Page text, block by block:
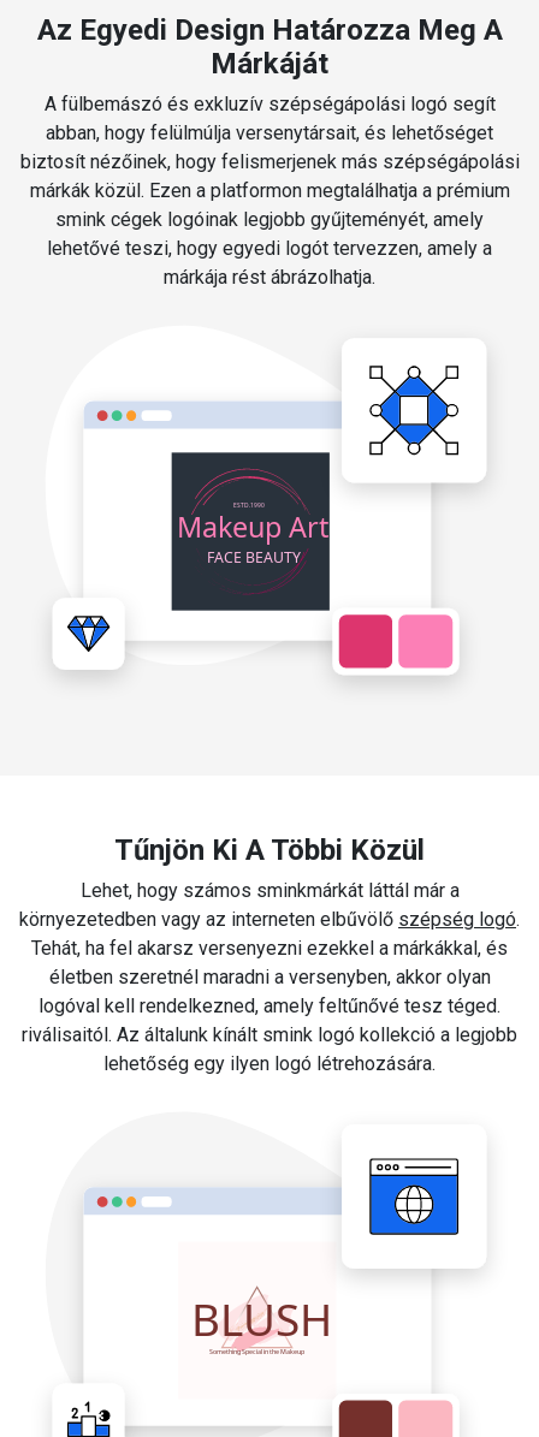
Az Egyedi Design Határozza Meg A
Márkáját
A fülbemászó és exkluzív szépségápolási logó segít
abban, hogy felülmúlja versenytársait, és lehetőséget
biztosít nézőinek, hogy felismerjenek más szépségápolási
márkák közül. Ezen a platformon megtalálhatja a prémium
smink cégek logóinak legjobb gyűjteményét, amely
lehetővé teszi, hogy egyedi logót tervezzen, amely a
márkája rést ábrázolhatja.
Tűnjön Ki A Többi Közül
Lehet, hogy számos sminkmárkát láttál már a
környezetedben vagy az interneten elbűvölő szépség logó.
Tehát, ha fel akarsz versenyezni ezekkel a márkákkal, és
életben szeretnél maradni a versenyben, akkor olyan
logóval kell rendelkezned, amely feltűnővé tesz téged.
riválisaitól. Az általunk kínált smink logó kollekció a legjobb
lehetőség egy ilyen logó létrehozására.